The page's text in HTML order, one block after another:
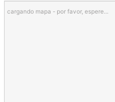
cargando mapa - por favor, espere...